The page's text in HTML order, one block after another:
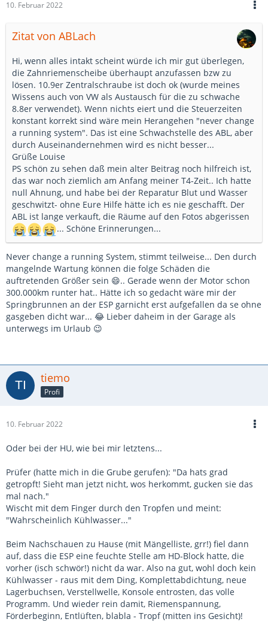
10. Februar 2022
Zitat von ABLach
Hi, wenn alles intakt scheint würde ich mir gut überlegen,
die Zahnriemenscheibe überhaupt anzufassen bzw zu
lösen. 10.9er Zentralschraube ist doch ok (wurde meines
Wissens auch von VW als Austausch für die zu schwache
8.8er verwendet). Wenn nichts eiert und die Steuerzeiten
konstant korrekt sind wäre mein Herangehen "never change
a running system". Das ist eine Schwachstelle des ABL, aber
durch Auseinandernehmen wird es nicht besser...
Grüße Louise
PS schön zu sehen daß mein alter Beitrag noch hilfreich ist,
das war noch ziemlich am Anfang meiner T4-Zeit.. Ich hatte
null Ahnung, und habe bei der Reparatur Blut und Wasser
geschwitzt- ohne Eure Hilfe hätte ich es nie geschafft. Der
ABL ist lange verkauft, die Räume auf den Fotos abgerissen
... Schöne Erinnerungen...
Never change a running System, stimmt teilweise... Den durch
mangelnde Wartung können die folge Schäden die
auftretenden Größer sein 😄.. Gerade wenn der Motor schon
300.000km runter hat.. Hätte ich so gedacht wäre mir der
Springbrunnen an der ESP garnicht erst aufgefallen da se ohne
gasgeben dicht war... 😂 Lieber daheim in der Garage als
unterwegs im Urlaub 😉
tiemo
Profi
10. Februar 2022
Oder bei der HU, wie bei mir letztens...
Prüfer (hatte mich in die Grube gerufen): "Da hats grad
getropft! Sieht man jetzt nicht, wos herkommt, gucken sie das
mal nach."
Wischt mit dem Finger durch den Tropfen und meint:
"Wahrscheinlich Kühlwasser..."
Beim Nachschauen zu Hause (mit Mängelliste, grr!) fiel dann
auf, dass die ESP eine feuchte Stelle am HD-Block hatte, die
vorher (isch schwör!) nicht da war. Also na gut, wohl doch kein
Kühlwasser - raus mit dem Ding, Komplettabdichtung, neue
Lagerbuchsen, Verstellwelle, Konsole entrosten, das volle
Programm. Und wieder rein damit, Riemenspannung,
Förderbeginn, Entlüften, blabla - Tropf (mitten ins Gesicht)!